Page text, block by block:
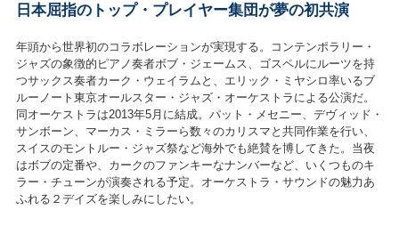
日本屈指のトップ・プレイヤー集団が夢の初共演
年頭から世界初のコラボレーションが実現する。コンテンポラリー・
ジャズの象徴的ピアノ奏者ボブ・ジェームス、ゴスペルにルーツを持
つサックス奏者カーク・ウェイラムと、エリック・ミヤシロ率いるブ
ルーノート東京オールスター・ジャズ・オーケストラによる公演だ。
同オーケストラは2013年5月に結成。パット・メセニー、デヴィッド・
サンボーン、マーカス・ミラーら数々のカリスマと共同作業を行い、
スイスのモントルー・ジャズ祭など海外でも絶賛を博してきた。当夜
はボブの定番や、カークのファンキーなナンバーなど、いくつものキ
ラー・チューンが演奏される予定。オーケストラ・サウンドの魅力あ
ふれる２デイズを楽しみにしたい。